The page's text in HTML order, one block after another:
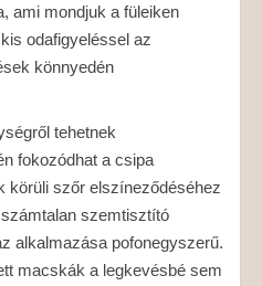
ami mondjuk a füleiken
odafigyeléssel az
könnyedén
tehetnek
fokozódhat a csipa
körüli szőr elszíneződéséhez
szemtisztító
alkalmazása pofonegyszerű.
macskák a legkevésbé sem